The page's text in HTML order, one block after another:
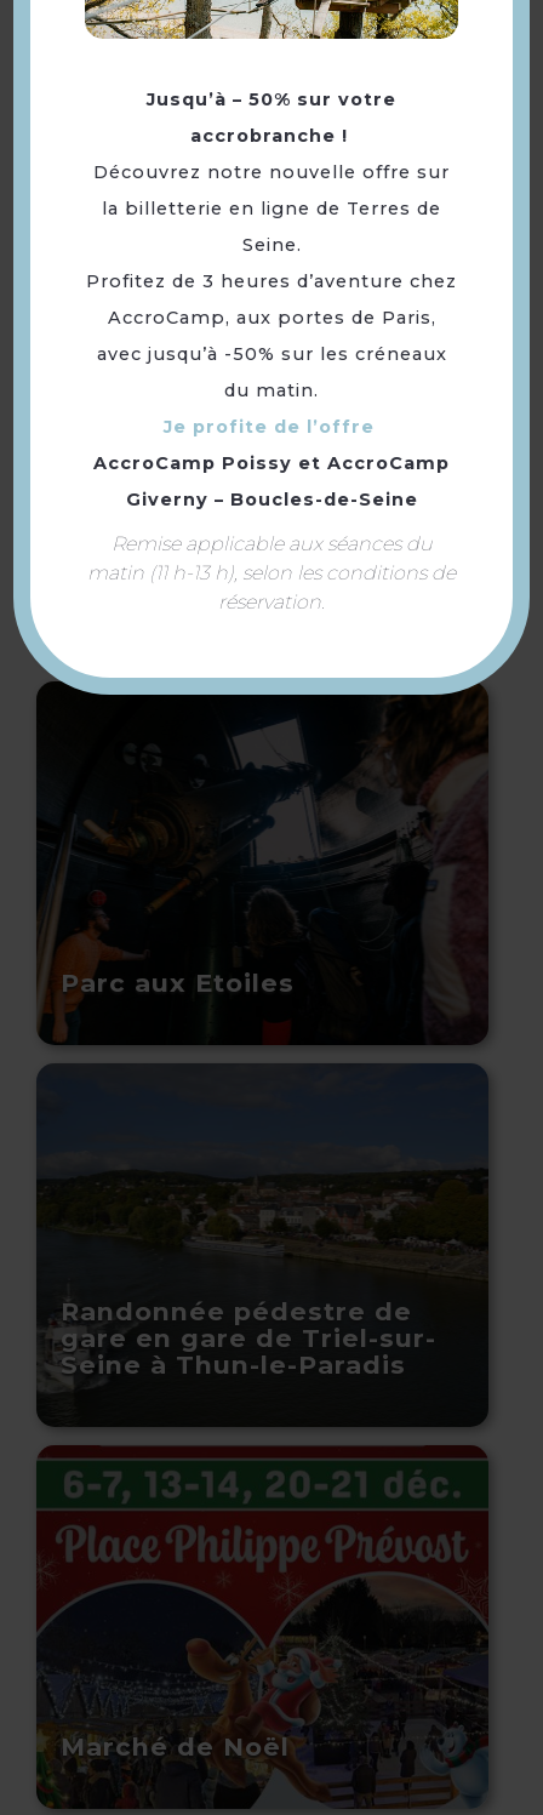
Camping Ile au Roi **
Camping Les Quatre
Parc aux Etoiles
Randonnée pédestre de
gare en gare de Triel-sur-
Seine à Thun-le-Paradis
Marché de Noël
Jusqu’à – 50% sur votre
accrobranche !
Découvrez notre nouvelle offre sur
la billetterie en ligne de Terres de
Seine.
Profitez de 3 heures d’aventure chez
AccroCamp, aux portes de Paris,
avec jusqu’à -50% sur les créneaux
du matin.
Je profite de l’offre
AccroCamp Poissy et AccroCamp
Giverny – Boucles-de-Seine
Remise applicable aux séances du
matin (11 h-13 h), selon les conditions de
réservation.